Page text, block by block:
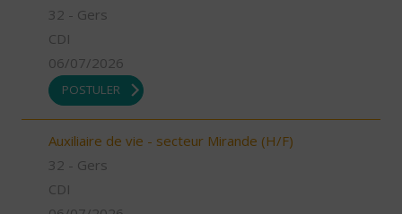
32 - Gers
CDI
06/07/2026
POSTULER
Auxiliaire de vie - secteur Mirande (H/F)
32 - Gers
CDI